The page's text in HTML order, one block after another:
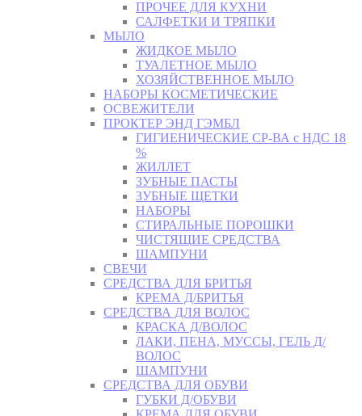
ПРОЧЕЕ ДЛЯ КУХНИ
САЛФЕТКИ И ТРЯПКИ
МЫЛО
ЖИДКОЕ МЫЛО
ТУАЛЕТНОЕ МЫЛО
ХОЗЯЙСТВЕННОЕ МЫЛО
НАБОРЫ КОСМЕТИЧЕСКИЕ
ОСВЕЖИТЕЛИ
ПРОКТЕР ЭНД ГЭМБЛ
ГИГИЕНИЧЕСКИЕ СР-ВА с НДС 18
%
ЖИЛЛЕТ
ЗУБНЫЕ ПАСТЫ
ЗУБНЫЕ ЩЕТКИ
НАБОРЫ
СТИРАЛЬНЫЕ ПОРОШКИ
ЧИСТЯЩИЕ СРЕДСТВА
ШАМПУНИ
СВЕЧИ
СРЕДСТВА ДЛЯ БРИТЬЯ
КРЕМА Д/БРИТЬЯ
СРЕДСТВА ДЛЯ ВОЛОС
КРАСКА Д/ВОЛОС
ЛАКИ, ПЕНА, МУССЫ, ГЕЛЬ Д/
ВОЛОС
ШАМПУНИ
СРЕДСТВА ДЛЯ ОБУВИ
ГУБКИ Д/ОБУВИ